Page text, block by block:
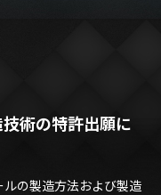
術の特許出願に
の製造方法および製造